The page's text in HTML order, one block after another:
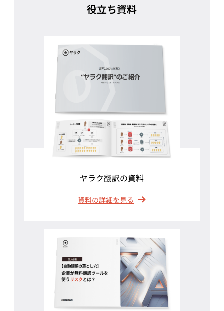
役立ち資料
ヤラク翻訳の資料
資料の詳細を見る